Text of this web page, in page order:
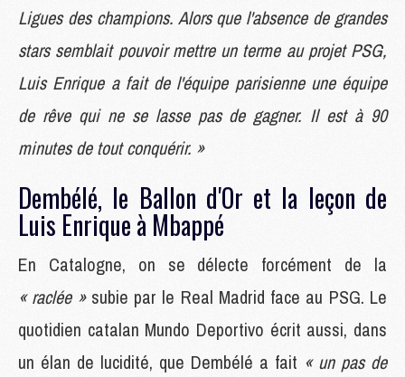
Ligues des champions. Alors que l'absence de grandes
stars semblait pouvoir mettre un terme au projet PSG,
Luis Enrique a fait de l'équipe parisienne une équipe
de rêve qui ne se lasse pas de gagner. Il est à 90
minutes de tout conquérir. »
Dembélé, le Ballon d'Or et la leçon de
Luis Enrique à Mbappé
En Catalogne, on se délecte forcément de la
« raclée »subie par le Real Madrid face au PSG. Le
quotidien catalan Mundo Deportivo écrit aussi, dans
un élan de lucidité, que Dembélé a fait « un pas de